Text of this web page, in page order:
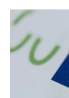
ONU
pide
proteger
los
derechos